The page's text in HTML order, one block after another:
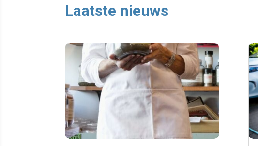
Laatste nieuws